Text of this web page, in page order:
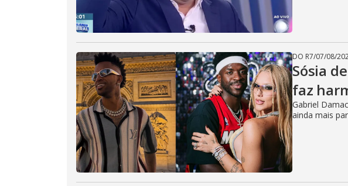
DO R7/07/08/
Sósia
faz
Gabriel
ainda mais